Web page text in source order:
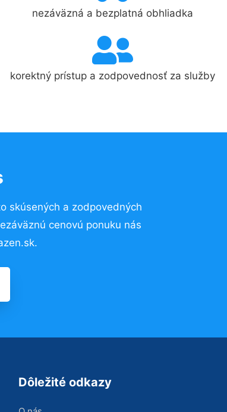
nezáväzná a bezplatná obhliadka
korektný prístup a zodpovednosť za služby
skúsených a zodpovedných
cenovú ponuku nás
Dôležité odkazy